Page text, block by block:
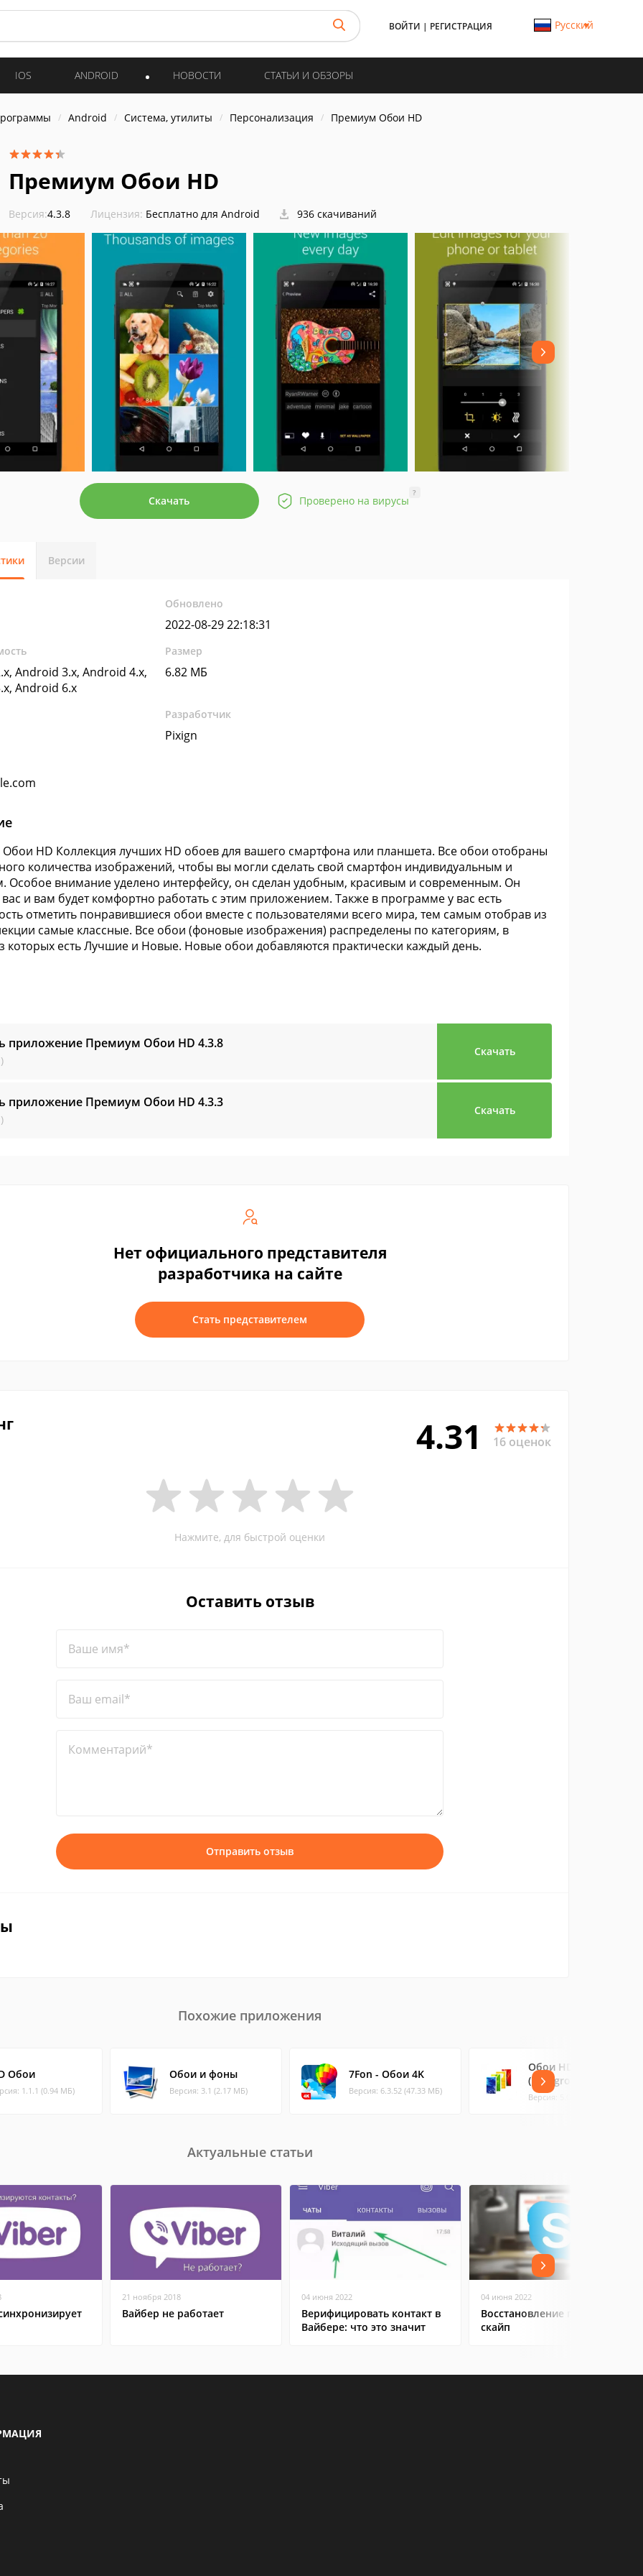
ВОЙТИ | РЕГИСТРАЦИЯ Русский
IOS ANDROID НОВОСТИ СТАТЬИ И ОБЗОРЫ
Android Система, утилиты Персонализация Премиум Обои HD
Премиум Обои HD
Версия:4.3.8 Лицензия: Бесплатно для Android 936 скачиваний
Скачать Проверено на вирусы
?
Версии
Обновлено
2022-08-29 22:18:31
Android 3.x, Android 4.x,
Android 6.x
Размер
6.82 МБ
Разработчик
Pixign
HD Коллекция лучших HD обоев для вашего смартфона или планшета. Все обои отобраны
количества изображений, чтобы вы могли сделать свой смартфон индивидуальным и
Особое внимание уделено интерфейсу, он сделан удобным, красивым и современным. Он
и вам будет комфортно работать с этим приложением. Также в программе у вас есть
отметить понравившиеся обои вместе с пользователями всего мира, тем самым отобрав из
самые классные. Все обои (фоновые изображения) распределены по категориям, в
которых есть Лучшие и Новые. Новые обои добавляются практически каждый день.
приложение Премиум Обои HD 4.3.8
Скачать
приложение Премиум Обои HD 4.3.3
Скачать
Нет официального представителя
разработчика на сайте
Стать представителем
4.31 16 оценок
Нажмите, для быстрой оценки
Оставить отзыв
Ваше имя*
Ваш email*
Комментарий*
Отправить отзыв
Похожие приложения
Обои
1.1.1 (0.94 МБ)
Обои и фоны
Версия: 3.1 (2.17 МБ)
7Fon - Обои 4K
Версия: 6.3.52 (47.33 МБ)
Обои HD
(Backgrounds HD)
Версия: 5.0.064 (88.65 МБ)
Актуальные статьи
21 ноября 2018
Вайбер не работает
04 июня 2022
Верифицировать контакт в
Вайбере: что это значит
04 июня 2022
Восстановление пароля
скайп